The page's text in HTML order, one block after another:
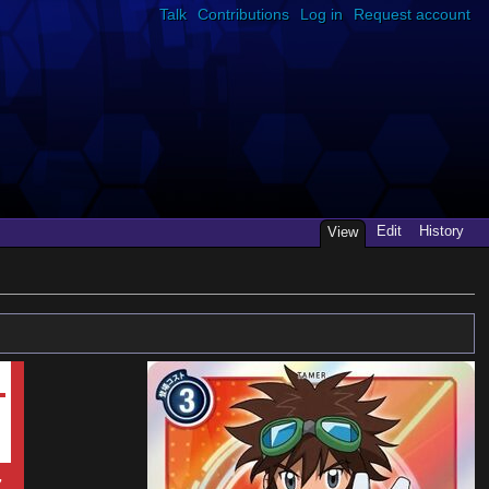
Talk Contributions Log in Request account
View Edit History